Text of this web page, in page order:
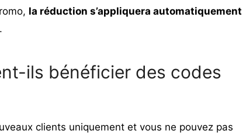
la réduction s’appliquera automatiquement
ils bénéficier des codes
clients uniquement et vous ne pouvez pas